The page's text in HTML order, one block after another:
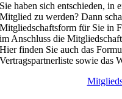
Sie haben sich entschieden, in
Mitglied zu werden? Dann
Mitgliedschaftsform für Sie in
im Anschluss die
Hier finden Sie auch das
Vertragspartnerliste sowie das